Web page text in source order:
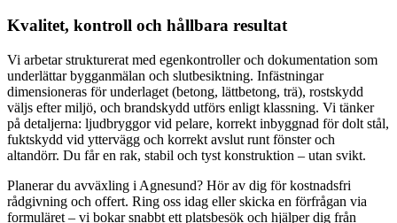
Kvalitet, kontroll och hållbara resultat
Vi arbetar strukturerat med egenkontroller och dokumentation som
underlättar bygganmälan och slutbesiktning. Infästningar
dimensioneras för underlaget (betong, lättbetong, trä), rostskydd
väljs efter miljö, och brandskydd utförs enligt klassning. Vi tänker
på detaljerna: ljudbryggor vid pelare, korrekt inbyggnad för dolt stål,
fuktskydd vid yttervägg och korrekt avslut runt fönster och
altandörr. Du får en rak, stabil och tyst konstruktion – utan svikt.
Planerar du avväxling i Agnesund? Hör av dig för kostnadsfri
rådgivning och offert. Ring oss idag eller skicka en förfrågan via
formuläret – vi bokar snabbt ett platsbesök och hjälper dig från